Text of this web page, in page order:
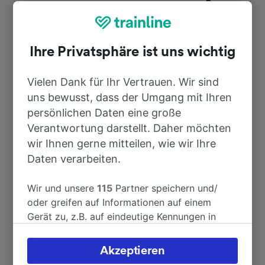
Dauer
Nach Le Puy-en-Velay
Nach Firminy 18min
Nach Lyon 1h 29min
Weitere Verbindungen sehen
Ihre Privatsphäre ist uns wichtig
Vielen Dank für Ihr Vertrauen. Wir sind
uns bewusst, dass der Umgang mit Ihren
persönlichen Daten eine große
Verantwortung darstellt. Daher möchten
wir Ihnen gerne mitteilen, wie wir Ihre
Daten verarbeiten.
Wir und unsere115 Partner speichern und/
oder greifen auf Informationen auf einem
Gerät zu, z.B. auf eindeutige Kennungen in
verarbeiten. Sie können Ihre Präferenzen
akzeptieren oder verwalten, einschließlich
Akzeptieren